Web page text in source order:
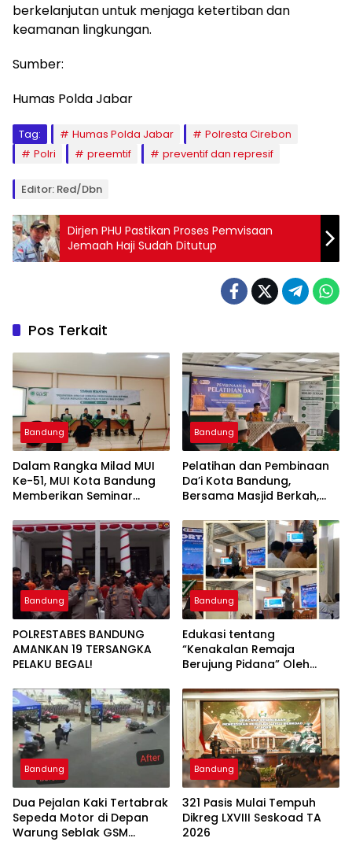
berkelanjutan untuk menjaga ketertiban dan
keamanan lingkungan.
Sumber:
Humas Polda Jabar
Tag: Humas Polda Jabar
Polresta Cirebon
Polri
preemtif preventif dan represif
Editor: Red/Dbn
Dirjen PHU Pastikan Proses Pemvisaan
Jemaah Haji Sudah Ditutup
Pos Terkait
Bandung
Dalam Rangka Milad MUI
Ke-51, MUI Kota Bandung
Memberikan Seminar
Pondok Pesantren di Kota
Bandung
Bandung
Pelatihan dan Pembinaan
Da’i Kota Bandung,
Bersama Masjid Berkah,
Bandung
POLRESTABES BANDUNG
AMANKAN 19 TERSANGKA
PELAKU BEGAL!
Bandung
Edukasi tentang
“Kenakalan Remaja
Berujung Pidana” Oleh
Kota Bandung di SMK
Muhammadiyah 3
Bandung
Bandung
Dua Pejalan Kaki Tertabrak
Sepeda Motor di Depan
Warung Seblak GSM
Bandung
321 Pasis Mulai Tempuh
Dikreg LXVIII Seskoad TA
2026